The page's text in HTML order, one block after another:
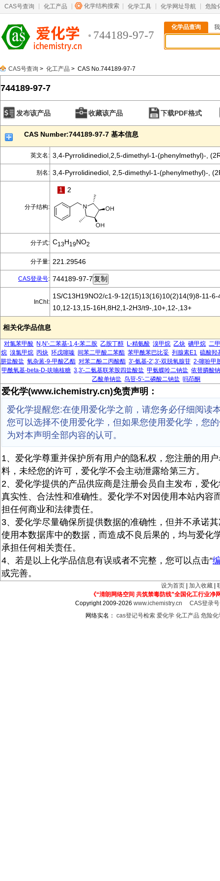
CAS号查询 化工产品 化学结构搜索 化学工具 化学网址导航 危险
744189-97-7
化学品查询
CAS号查询 > 化工产品 > CAS No.744189-97-7
744189-97-7
发布该产品 收藏该产品 下载PDF格式
CAS Number:744189-97-7 基本信息
英文名: 3,4-Pyrrolidinediol,2,5-dimethyl-1-(phenylmethyl)-,
别名: 3,4-Pyrrolidinediol, 2,5-dimethyl-1-(phenylmethyl)-,
分子结构:
1 2
分子式: C13H19NO2
分子量: 221.29546
CAS登录号: 744189-97-7
InChI:
1S/C13H19NO2/c1-9-12(15)13(16)10(2)14(9)8-11-
10,12-13,15-16H,8H2,1-2H3/t9-,10+,12-,13+
相关化学品信息
对氯苯甲酸 N,N'-二苯基-1,4-苯二胺 乙胺丁醇 L-精氨酸 溴甲烷 乙炔 碘甲烷 二
烷 溴氯甲烷 丙炔 环戊噻嗪 间苯二甲酸二苯酯 苯甲酰苯巴比妥 列腺素E1 硫酸羟
肼盐酸盐 氧杂蒽-9-甲酸乙酯 对苯二酚二丙酸酯 3'-氨基-2',3'-双脱氧腺苷 2-噻吩甲
甲酰氧基-beta-D-呋喃核糖 3,3'-二氨基联苯胺四盐酸盐 甲氨蝶呤二钠盐 依替膦酸
乙酸单钠盐 鸟苷-5'-二磷酸二钠盐 吗茚酮
爱化学(www.ichemistry.cn)免责声明：
爱化学提醒您:在使用爱化学之前，请您务必仔细阅读
您可以选择不使用爱化学，但如果您使用爱化学，您
为对本声明全部内容的认可。
1、爱化学尊重并保护所有用户的隐私权，您注册的用
料，未经您的许可，爱化学不会主动泄露给第三方。
2、爱化学提供的产品供应商是注册会员自主发布，爱
真实性、合法性和准确性。爱化学不对因使用本站内容
担任何商业和法律责任。
3、爱化学尽量确保所提供数据的准确性，但并不承诺
使用本数据库中的数据，而造成不良后果的，均与爱化
承担任何相关责任。
4、若是以上化学品信息有误或者不完整，您可以点击“
或完善。
设为首页 加入收藏
《“清朗网络空间 共筑禁毒防线”全国化工行业净
Copyright 2009-2026www.ichemistry.cn
CAS登录
网络实名： cas登记号检索 爱化学 化工产品 危险化